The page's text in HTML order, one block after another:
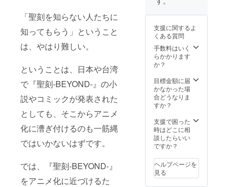
「聖刻を知らない人たちに
知ってもらう」ということ
は、やはり難しい。
ということは、日本や台湾
で『聖刻-BEYOND-』の小
説やコミックが発表された
としても、そこからアニメ
化に漕ぎ付けるのも一筋縄
ではいかないはずです。
では、『聖刻-BEYOND-』
をアニメ化に近づけるた
分が登場できる
権 ・「聖刻-
BEYOND-」のロ
ゴを一緒に選べ
る権（TOP画像
には仮の物を使
用しています）
名権（操兵は、
私どもで指定と
なります。また
伸童舎・クリエ
の上決定とさせ
ていただきま
す。）
泊費等ははご負
担ください） ※
内容検討中（書
店で行える場合
は最前列席にご
招待、その他、
スタッフとの交
流やノベルティ
喜びいただける
ような企画を検
討しておりま
す） ・作品に
る権（シーンな
どは作家の方で
選択させていた
だきます）
支援に関するよ
くある質問
手数料はいく
らかかります
か？
目標金額に届
かなかった場
合どうなりま
すか？
支援で困った
時はどこに相
談したらいい
ですか？
ヘルプページを
見る